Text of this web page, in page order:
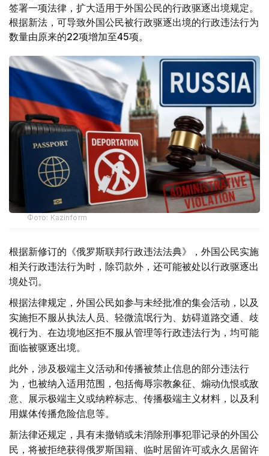
签署一项法律，扩大适用于外国公民的行政驱逐出境规定。
根据新法，可导致外国公民被行政驱逐出境的行政违法行为
数量由原来的22项增加至45项。
Фото: Kazinform
根据新修订的《俄罗斯联邦行政违法法典》，外国公民实施
相关行政违法行为时，除罚款外，还可能被处以行政驱逐出
境处罚。
根据法律规定，外国公民如参与未经批准的集会活动，以及
实施拒不服从执法人员、轻微流氓行为、妨碍道路交通、歧
视行为、在边境地区拒不服从管理等行政违法行为，均可能
面临被驱逐出境。
此外，涉及极端主义活动和传播被禁止信息的部分违法行
为，也被纳入适用范围，包括侮辱宗教象征、煽动仇恨或敌
意、展示极端主义或纳粹标志、传播极端主义材料，以及利
用媒体传播危险信息等。
新法律还规定，具有未撤销或未消除刑事犯罪记录的外国公
民，将被拒绝获得俄罗斯国籍、临时居留许可或永久居留许